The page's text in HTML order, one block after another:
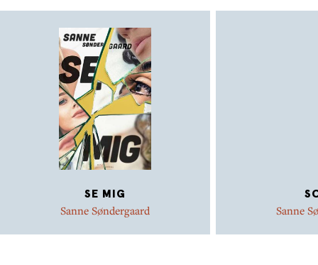
SE MIG
Sanne Søndergaard Sanne